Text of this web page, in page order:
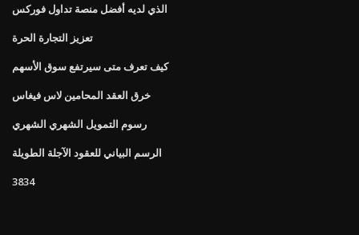
الذي لديه أفضل منصة تداول فوركس
تعزيز التجارة الحرة
كيف تعرف متى سيرتفع سوق الأسهم
خرق العقد المحامين لاس فيغاس
رسوم التمويل الشهري الشهري
الرسم البياني للعقود الآجلة الطويلة
3834